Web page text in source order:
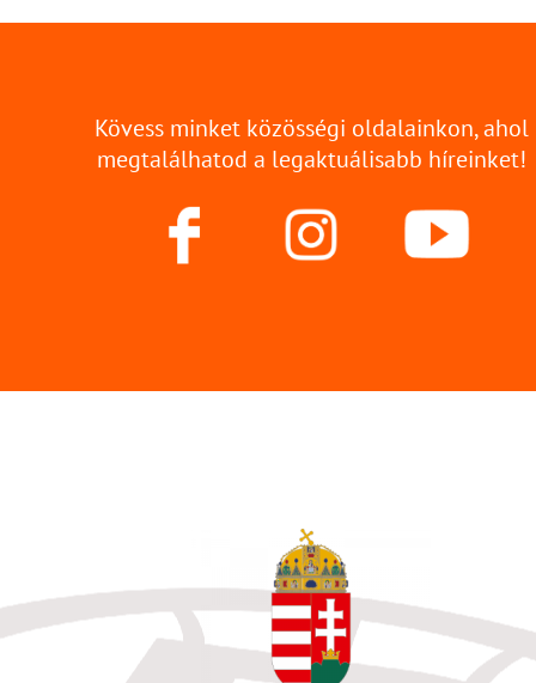
Kövess minket közösségi oldalainkon, ahol
megtalálhatod a legaktuálisabb híreinket!